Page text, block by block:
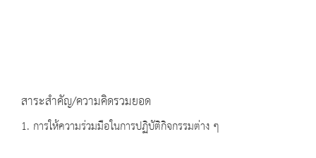
สาระสำคัญ/ความคิดรวมยอด
1. การให้ความร่วมมือในการปฏิบัติกิจกรรมต่าง ๆ